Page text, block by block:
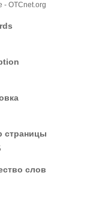
- OTCnet.org
страницы
слов